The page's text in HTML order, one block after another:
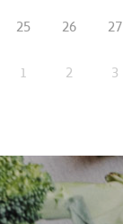
25 26 27
1 2 3